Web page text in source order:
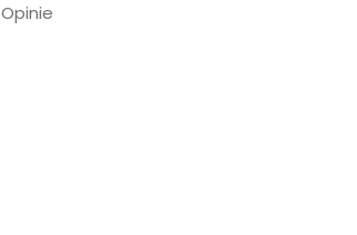
Opinie